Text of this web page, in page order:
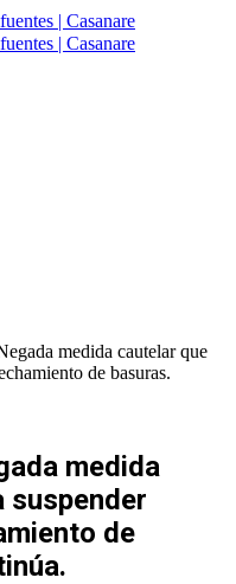
medida cautelar que
de basuras.
medida
suspender
de